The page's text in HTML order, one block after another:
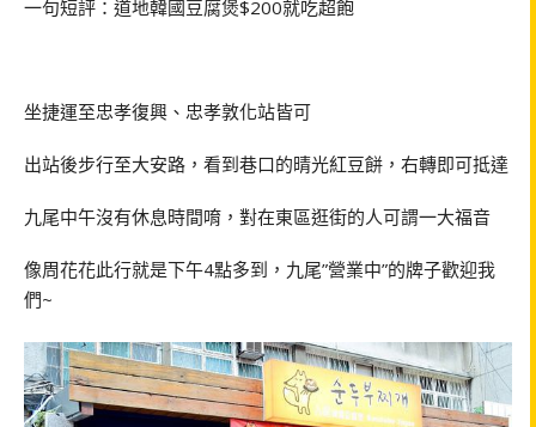
一句短評：道地韓國豆腐煲$200就吃超飽
坐捷運至忠孝復興、忠孝敦化站皆可
出站後步行至大安路，看到巷口的晴光紅豆餅，右轉即可抵達
九尾中午沒有休息時間唷，對在東區逛街的人可謂一大福音
像周花花此行就是下午4點多到，九尾”營業中”的牌子歡迎我
們~